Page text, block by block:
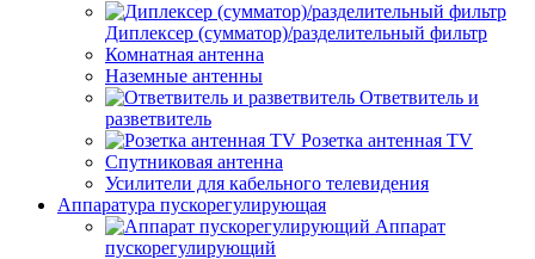
Диплексер (сумматор)/разделительный фильтр
Комнатная антенна
Наземные антенны
Ответвитель и
разветвитель
Розетка антенная TV
Спутниковая антенна
Усилители для кабельного телевидения
Аппаратура пускорегулирующая
Аппарат
пускорегулирующий